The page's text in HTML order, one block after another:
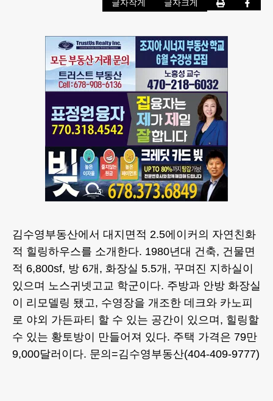
글자작게 글자크게
김수영부동산에서 대지면적 2.5에이커의 자연친화
적 힐링하우스를 소개한다. 1980년대 건축, 건물면
적 6,800sf, 방 6개, 화장실 5.5개, 꾸며진 지하실이
있으며 노스귀넷고교 학군이다. 주방과 안방 화장실
이 리모델링 됐고, 수영장을 개조한 데크와 카노피
로 야외 가든파티 할 수 있는 공간이 있으며, 힐링할
수 있는 황토방이 만들어져 있다. 주택 가격은 79만
9,000달러이다. 문의=김수영부동산(404-409-9777)